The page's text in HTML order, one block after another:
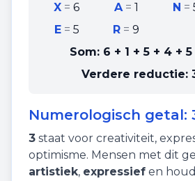
X =6 A= 1 N =
E= 5 R =9
Som: 6 + 1 + 5 + 4 +
Verdere reductie:
Numerologisch getal:
3 staat voor creativiteit,
optimisme. Mensen met dit
artistiek, expressief en